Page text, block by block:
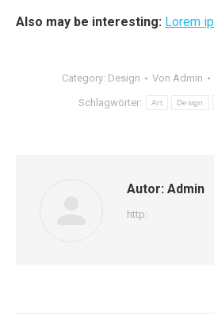
Also may be interesting: Lorem
Category: Design Von Admin
Schlagwörter: Art Design
Autor: Admin
http: